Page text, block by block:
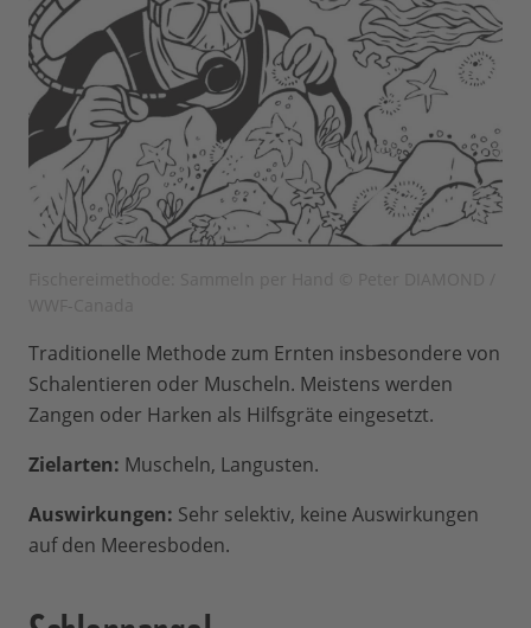
Traditionelle Methode zum Ernten insbesondere von
Schalentieren oder Muscheln. Meistens werden
Zangen oder Harken als Hilfsgräte eingesetzt.
Zielarten: Muscheln, Langusten.
Auswirkungen: Sehr selektiv, keine Auswirkungen
auf den Meeresboden.